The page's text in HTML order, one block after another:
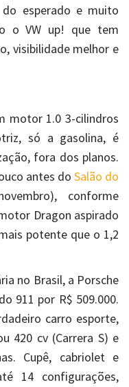
esperado e muito
o VW up! que tem
visibilidade melhor e
motor 1.0 3-cilindros
só a gasolina, é
fora dos planos.
antes do Salão do
conforme
Dragon aspirado
potente que o 1,2
no Brasil, a Porsche
911 por R$ 509.000.
carro esporte,
420 cv (Carrera S) e
Cupê, cabriolet e
14 configurações,